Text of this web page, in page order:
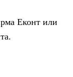
Еконт или